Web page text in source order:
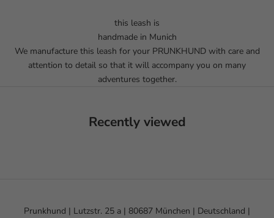
this leash is
handmade in Munich
We manufacture this leash for your PRUNKHUND with care and
attention to detail so that it will accompany you on many
adventures together.
Recently viewed
Prunkhund | Lutzstr. 25 a | 80687 München | Deutschland |